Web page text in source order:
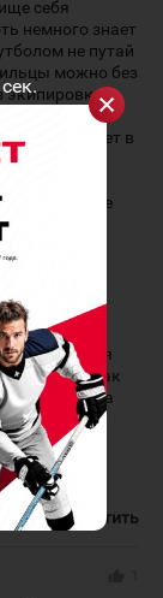
себя
немного знает
не путай
можно без
экипировки и
тебе никто
в 9-10 лет в
должен в
в тебе не
Бразил:)))
от
ты
Интернат для
Он как
а
И ты
о будущем
г..н, как и
Ответить